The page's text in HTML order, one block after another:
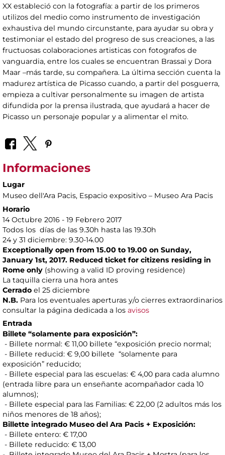
XX estableció con la fotografía: a partir de los primeros
utilizos del medio como instrumento de investigación
exhaustiva del mundo circunstante, para ayudar su obra y
testimoniar el estado del progreso de sus creaciones, a las
fructuosas colaboraciones artisticas con fotografos de
vanguardia, entre los cuales se encuentran Brassaï y Dora
Maar –más tarde, su compañera. La última sección cuenta la
madurez artística de Picasso cuando, a partir del posguerra,
empieza a cultivar personalmente su imagen de artista
difundida por la prensa ilustrada, que ayudará a hacer de
Picasso un personaje popular y a alimentar el mito.
Informaciones
Lugar
Museo dell'Ara Pacis, Espacio expositivo – Museo Ara Pacis
Horario
14 Octubre 2016 - 19 Febrero 2017
Todos los días de las 9.30h hasta las 19.30h
24 y 31 diciembre: 9.30-14.00
Exceptionally open from 15.00 to 19.00 on Sunday,
January 1st, 2017. Reduced ticket for citizens residing in
Rome only (showing a valid ID proving residence)
La taquilla cierra una hora antes
Cerrado el 25 diciembre
N.B. Para los eventuales aperturas y/o cierres extraordinarios
consultar la página dedicada a los avisos
Entrada
Billete “solamente para exposición”:
- Billete normal: € 11,00 billete “exposición precio normal;
- Billete reducid: € 9,00 billete “solamente para
exposición” reducido;
- Billete especial para las escuelas: € 4,00 para cada alumno
(entrada libre para un enseñante acompañador cada 10
alumnos);
- Billete especial para las Familias: € 22,00 (2 adultos más los
niños menores de 18 años);
Billette integrado Museo del Ara Pacis + Exposición:
- Billete entero: € 17,00
- Billete reducido: € 13,00